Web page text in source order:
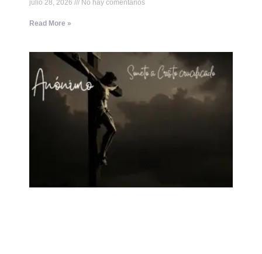
julio 28, 2026
No hay comentarios
Read More »